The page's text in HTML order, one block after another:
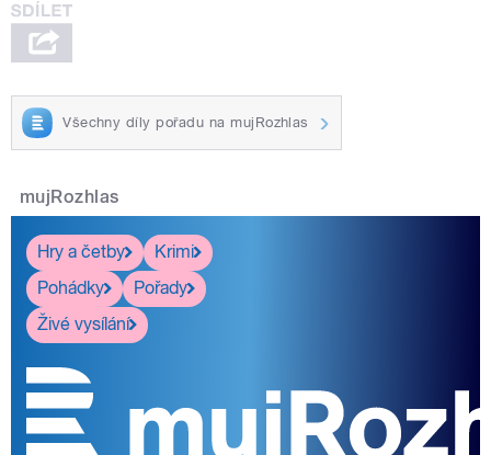
pause
Všechny díly pořadu na mujRozhlas
mujRozhlas
Hry a četby
Krimi
Pohádky
Pořady
Živé vysílání